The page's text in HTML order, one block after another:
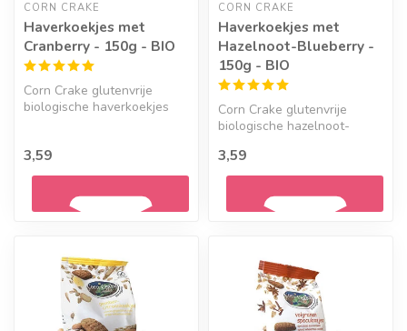
CORN CRAKE
Haverkoekjes met
Cranberry - 150g - BIO
Corn Crake glutenvrije
biologische haverkoekjes
3,59
Geef een seintje
CORN CRAKE
Haverkoekjes met
Hazelnoot-Blueberry -
150g - BIO
Corn Crake glutenvrije
biologische hazelnoot-
3,59
Geef een seintje